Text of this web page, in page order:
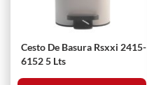
Cesto De Basura Rsxxi 2415-
6152 5 Lts